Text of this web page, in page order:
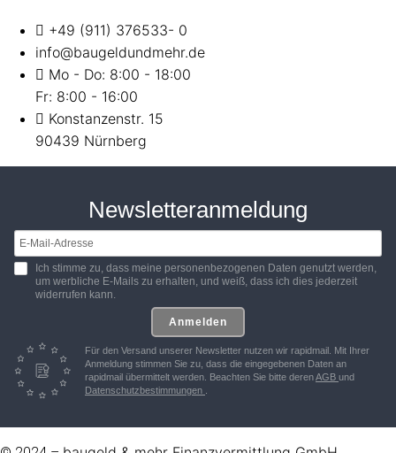
+49 (911) 376533- 0
info@baugeldundmehr.de
Mo - Do: 8:00 - 18:00
Fr: 8:00 - 16:00
Konstanzenstr. 15
90439 Nürnberg
Newsletteranmeldung
Ich stimme zu, dass meine personenbezogenen Daten genutzt werden,
um werbliche E-Mails zu erhalten, und weiß, dass ich dies jederzeit
widerrufen kann.
Anmelden
Für den Versand unserer Newsletter nutzen wir rapidmail. Mit Ihrer
Anmeldung stimmen Sie zu, dass die eingegebenen Daten an
rapidmail übermittelt werden. Beachten Sie bitte derenAGB und
Datenschutzbestimmungen